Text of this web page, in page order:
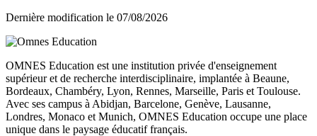
Dernière modification le 07/08/2026
OMNES Education est une institution privée d'enseignement
supérieur et de recherche interdisciplinaire, implantée à Beaune,
Bordeaux, Chambéry, Lyon, Rennes, Marseille, Paris et Toulouse.
Avec ses campus à Abidjan, Barcelone, Genève, Lausanne,
Londres, Monaco et Munich, OMNES Education occupe une place
unique dans le paysage éducatif français.